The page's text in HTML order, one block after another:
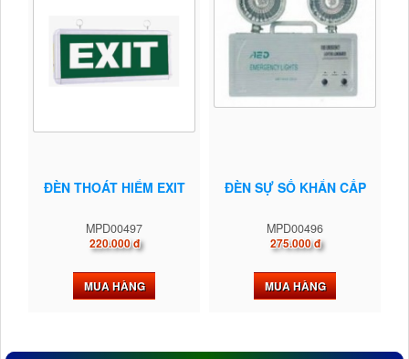
ĐÈN THOÁT HIỂM EXIT
MPD00497
220.000 đ
MUA HÀNG
ĐÈN SỰ SỐ KHẨN CẤP
MPD00496
275.000 đ
MUA HÀNG